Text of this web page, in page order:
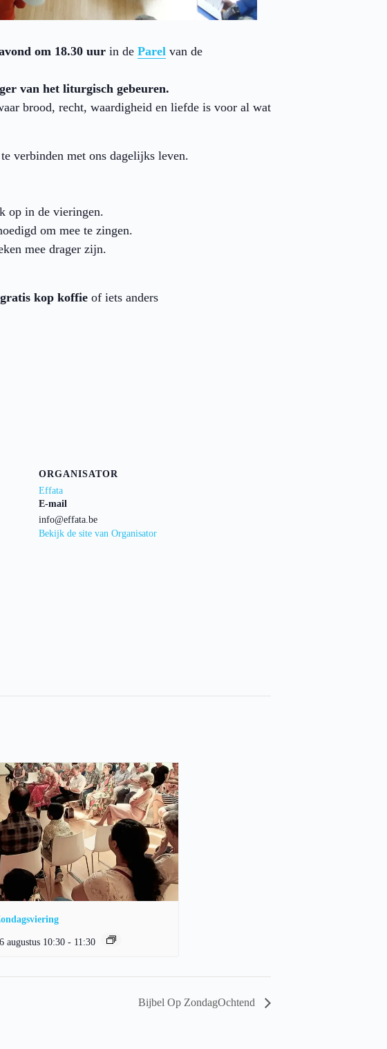
om 18.30 uur in de Parel van de
van het liturgisch gebeuren.
brood, recht, waardigheid en liefde is voor al wat
verbinden met ons dagelijks leven.
op in de vieringen.
om mee te zingen.
mee drager zijn.
kop koffie of iets anders
ORGANISATOR
Effata
E-mail
info@effata.be
Bekijk de site van Organisator
augustus 10:30 - 11:30
Bijbel Op ZondagOchtend